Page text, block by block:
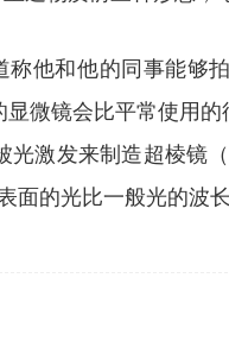
他和他的同事能够
微镜会比平常使用
激发来制造超棱镜
面的光比一般光的波长